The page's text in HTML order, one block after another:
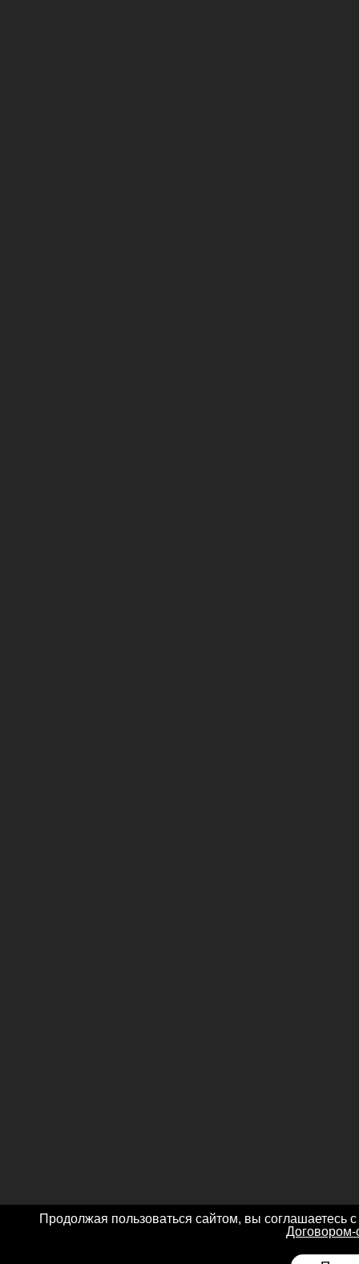
Продолжая пользоваться сайтом, вы соглашаетесь